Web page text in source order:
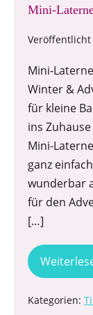
Mini-
Veröffentlicht
Mini-
Winter &
für kleine
ins
Mini-
ganz
wunderbar
für den
[…]
Kategorien: